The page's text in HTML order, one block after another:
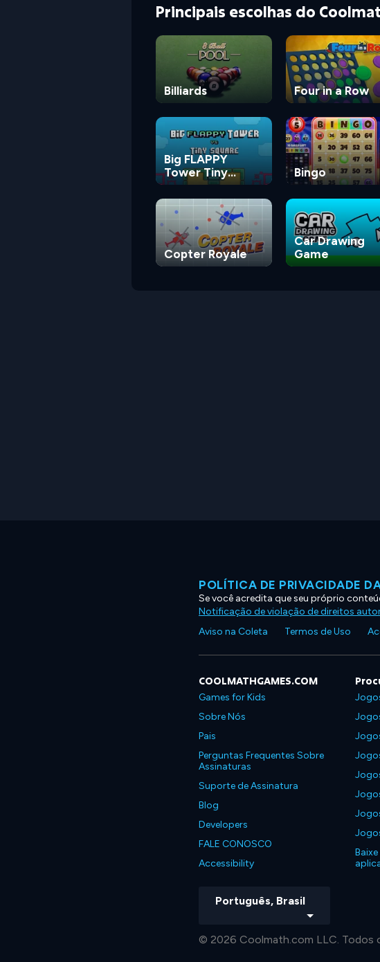
Principais escolhas do
Billiards Four in a Row
Big FLAPPY
Tower Tiny
Square
Bingo
Copter Royale
Car Drawing
Game
POLÍTICA DE PRIVACIDADE
Se você acredita que seu próprio
Notificação de violação de direitos
Aviso na Coleta
Termos de Uso
COOLMATHGAMES.COM
Games for Kids
Sobre Nós
Pais
Perguntas Frequentes Sobre
Assinaturas
Suporte de Assinatura
Blog
Developers
FALE CONOSCO
Accessibility
Português, Brasil
© 2026 Coolmath.com LLC. Todos